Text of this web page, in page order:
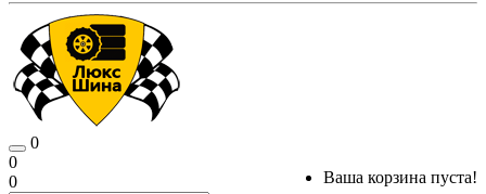
0
Ваша корзина пуста!
0
0